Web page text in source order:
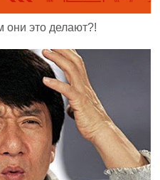
они это делают?!